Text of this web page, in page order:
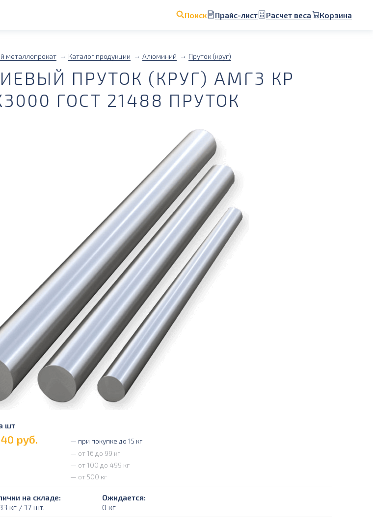
Поиск Прайс-лист Расчет веса Корзина
металлопрокат Каталог продукции Алюминий Пруток (круг)
ПРУТОК (КРУГ) АМГ3 КР
ГОСТ 21488 ПРУТОК
шт
руб.
— при покупке до 15 кг
— от 16 до 99 кг
— от 100 до 499 кг
— от 500 кг
на складе:
кг / 17 шт.
Ожидается:
0 кг